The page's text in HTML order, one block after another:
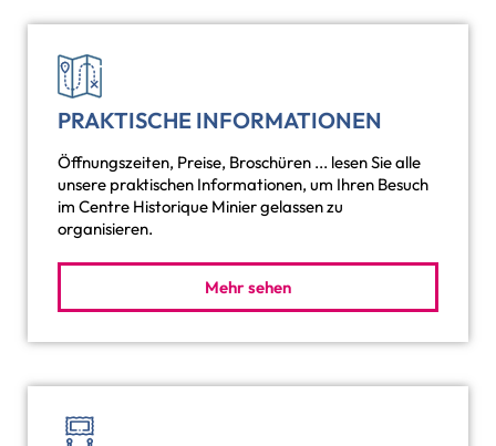
PRAKTISCHE INFORMATIONEN
Öffnungszeiten, Preise, Broschüren ... lesen Sie alle
unsere praktischen Informationen, um Ihren Besuch
im Centre Historique Minier gelassen zu
organisieren.
Mehr sehen